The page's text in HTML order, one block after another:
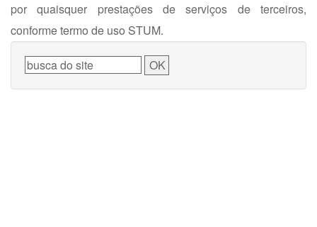
por quaisquer prestações de serviços de terceiros,
conforme termo de uso STUM.